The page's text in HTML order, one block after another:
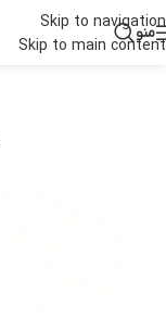
Skip to navigation
Skip to main content
منو